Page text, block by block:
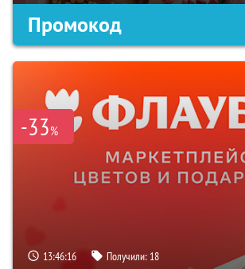
Промокод
-33%
13:46:15 Получили: 18